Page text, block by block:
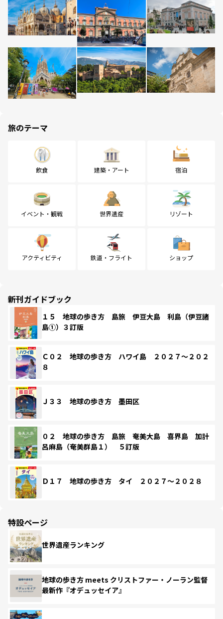
旅のテーマ
飲食 建築・アート 宿泊
イベント・観戦 世界遺産 リゾート
アクティビティ 鉄道・フライト ショップ
新刊ガイドブック
１５ 地球の歩き方 島旅 伊豆大島 利島（伊豆諸
島①）３訂版
Ｃ０２ 地球の歩き方 ハワイ島 ２０２７～２０２
８
Ｊ３３ 地球の歩き方 墨田区
０２ 地球の歩き方 島旅 奄美大島 喜界島 加計
呂麻島（奄美群島１） ５訂版
Ｄ１７ 地球の歩き方 タイ ２０２７～２０２８
特設ページ
世界遺産ランキング
地球の歩き方 meets クリストファー・ノーラン監督
最新作『オデュッセイア』